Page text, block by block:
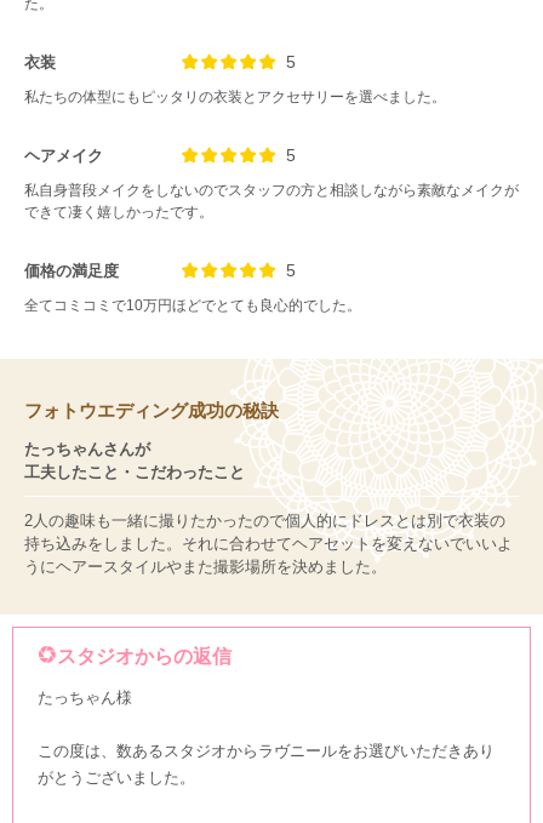
衣装 5
私たちの体型にもピッタリの衣装とアクセサリーを選べました。
ヘアメイク 5
私自身普段メイクをしないのでスタッフの方と相談しながら素敵なメイクが
できて凄く嬉しかったです。
価格の満足度 5
全てコミコミで10万円ほどでとても良心的でした。
フォトウエディング成功の秘訣
たっちゃんさんが
工夫したこと・こだわったこと
2人の趣味も一緒に撮りたかったので個人的にドレスとは別で衣装の
持ち込みをしました。それに合わせてヘアセットを変えないでいいよ
うにヘアースタイルやまた撮影場所を決めました。
スタジオからの返信
たっちゃん様
この度は、数あるスタジオからラヴニールをお選びいただきあり
がとうございました。